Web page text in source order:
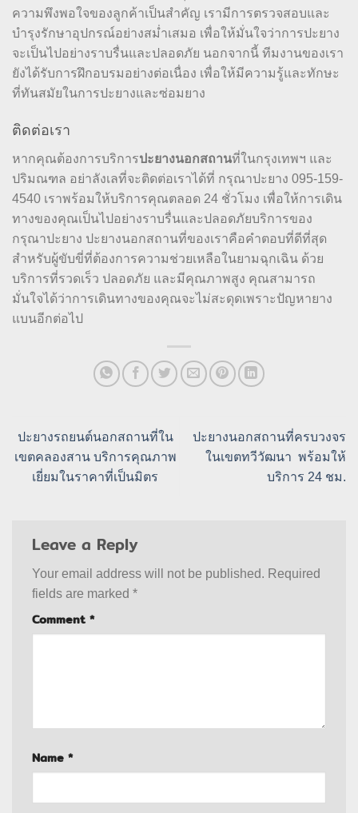
ความพึงพอใจของลูกค้าเป็นสำคัญ เรามีการตรวจสอบและ
บำรุงรักษาอุปกรณ์อย่างสม่ำเสมอ เพื่อให้มั่นใจว่าการปะยาง
จะเป็นไปอย่างราบรื่นและปลอดภัย นอกจากนี้ ทีมงานของเรา
ยังได้รับการฝึกอบรมอย่างต่อเนื่อง เพื่อให้มีความรู้และทักษะ
ที่ทันสมัยในการปะยางและซ่อมยาง
ติดต่อเรา
หากคุณต้องการบริการปะยางนอกสถานที่ในกรุงเทพฯ และ
ปริมณฑล อย่าลังเลที่จะติดต่อเราได้ที่ กรุณาปะยาง 095-159-
4540 เราพร้อมให้บริการคุณตลอด 24 ชั่วโมง เพื่อให้การเดิน
ทางของคุณเป็นไปอย่างราบรื่นและปลอดภัยบริการของ
กรุณาปะยาง ปะยางนอกสถานที่ของเราคือคำตอบที่ดีที่สุด
สำหรับผู้ขับขี่ที่ต้องการความช่วยเหลือในยามฉุกเฉิน ด้วย
บริการที่รวดเร็ว ปลอดภัย และมีคุณภาพสูง คุณสามารถ
มั่นใจได้ว่าการเดินทางของคุณจะไม่สะดุดเพราะปัญหายาง
แบนอีกต่อไป
ปะยางรถยนต์นอกสถานที่ใน
เขตคลองสาน บริการคุณภาพ
เยี่ยมในราคาที่เป็นมิตร
ปะยางนอกสถานที่ครบวงจร
ในเขตทวีวัฒนา พร้อมให้
บริการ 24 ชม.
Leave a Reply
Your email address will not be published. Required
fields are marked *
Comment *
Name *